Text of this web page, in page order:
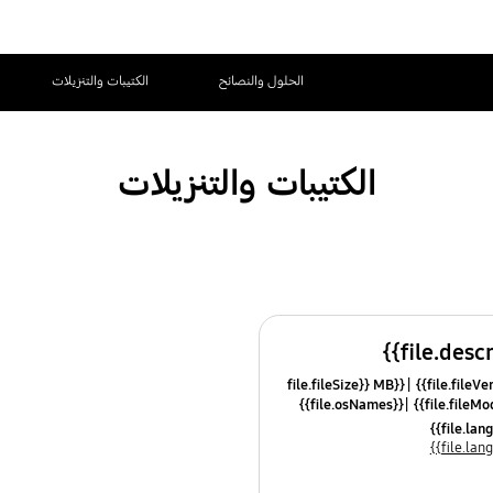
الحلول والنصائح الكتيبات والتنزيلات
الكتيبات والتنزيلات
{{file.fileSize}} MB
{{file.osNames}}